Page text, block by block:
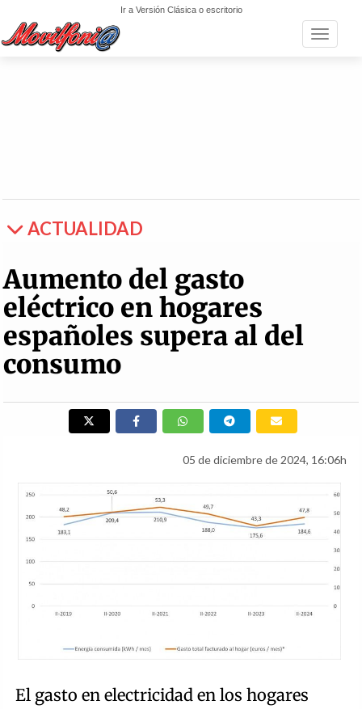
Ir a Versión Clásica o escritorio
Toggle
ACTUALIDAD
Aumento del gasto
eléctrico en hogares
españoles supera al del
consumo
05 de diciembre de 2024, 16:06h
El gasto en electricidad en los hogares